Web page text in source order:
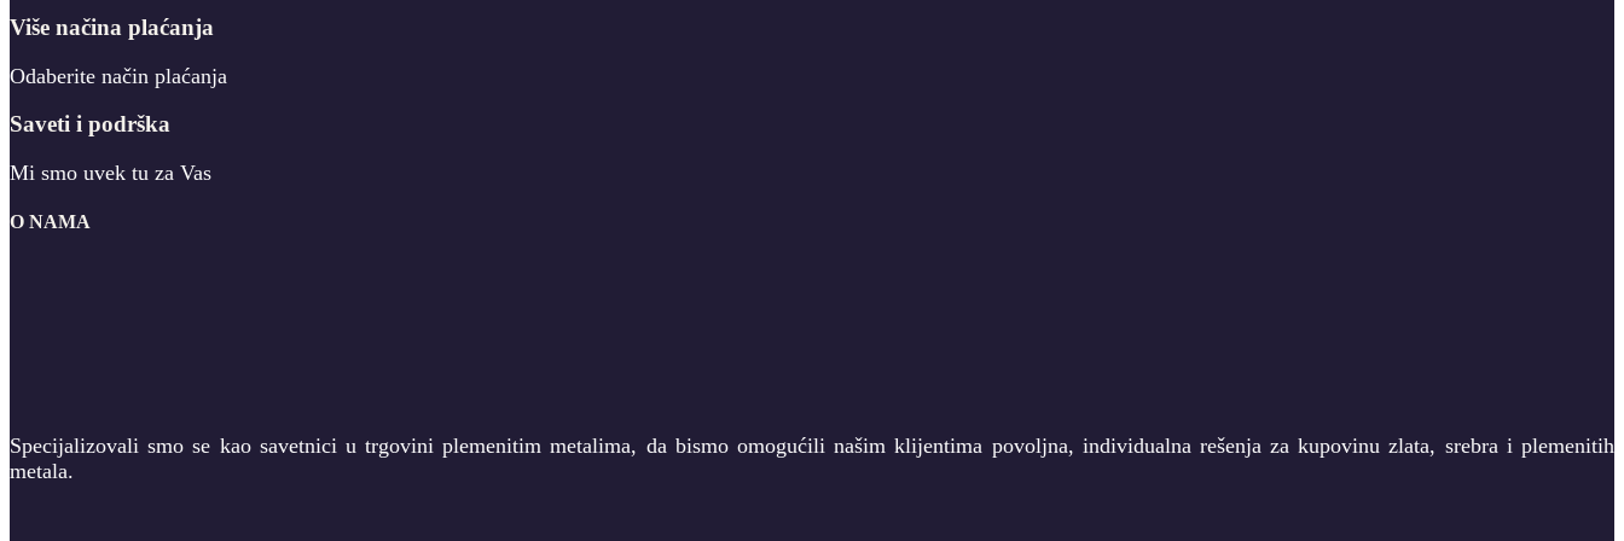
Više načina plaćanja
Odaberite način plaćanja
Saveti i podrška
Mi smo uvek tu za Vas
O NAMA
Specijalizovali smo se kao savetnici u trgovini plemenitim metalima, da bismo omogućili našim klijentima povoljna, individualna rešenja za kupovinu zlata, srebra i plemenitih
metala.